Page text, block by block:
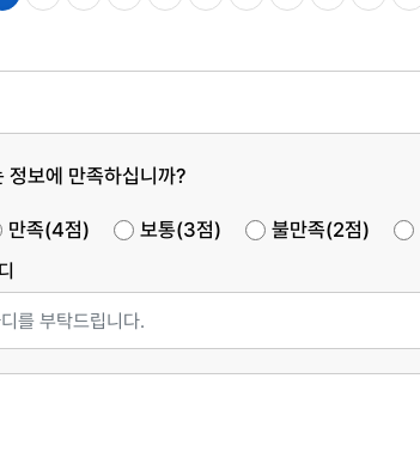
정보에 만족하십니까?
만족(4점) 보통(3점) 불만족(2점)